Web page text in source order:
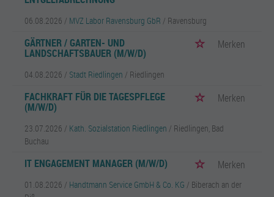
06.08.2026 / MVZ Labor Ravensburg GbR / Ravensburg
GÄRTNER / GARTEN- UND
LANDSCHAFTSBAUER (M/W/D)
Merken
04.08.2026 / Stadt Riedlingen / Riedlingen
FACHKRAFT FÜR DIE TAGESPFLEGE
(M/W/D)
Merken
23.07.2026 / Kath. Sozialstation Riedlingen / Riedlingen, Bad
Buchau
IT ENGAGEMENT MANAGER (M/W/D) Merken
01.08.2026 / Handtmann Service GmbH & Co. KG / Biberach an der